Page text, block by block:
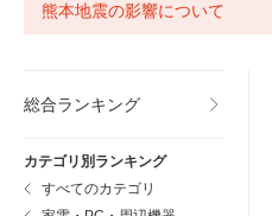
熊本地震の影響について
総合ランキング
カテゴリ別ランキング
すべてのカテゴリ